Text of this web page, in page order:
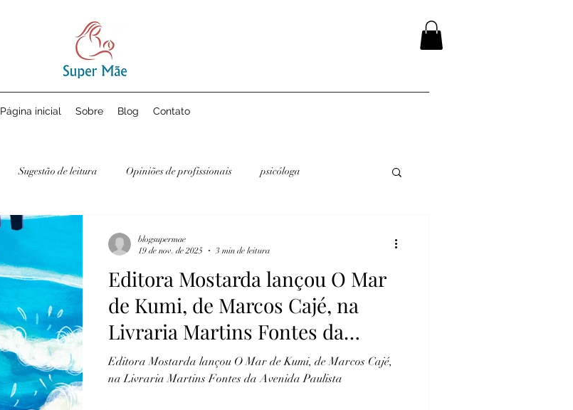
Página inicial Sobre Blog Contato
Sugestão de leitura Opiniões de profissionais psicóloga
Editora Mostarda lançou O Mar
de Kumi, de Marcos Cajé, na
Livraria Martins Fontes da
Avenida Paulista
Editora Mostarda lançou O Mar de Kumi, de Marcos Cajé,
na Livraria Martins Fontes da Avenida Paulista
blogsupermae
19 de nov. de 2025
3 min de leitura